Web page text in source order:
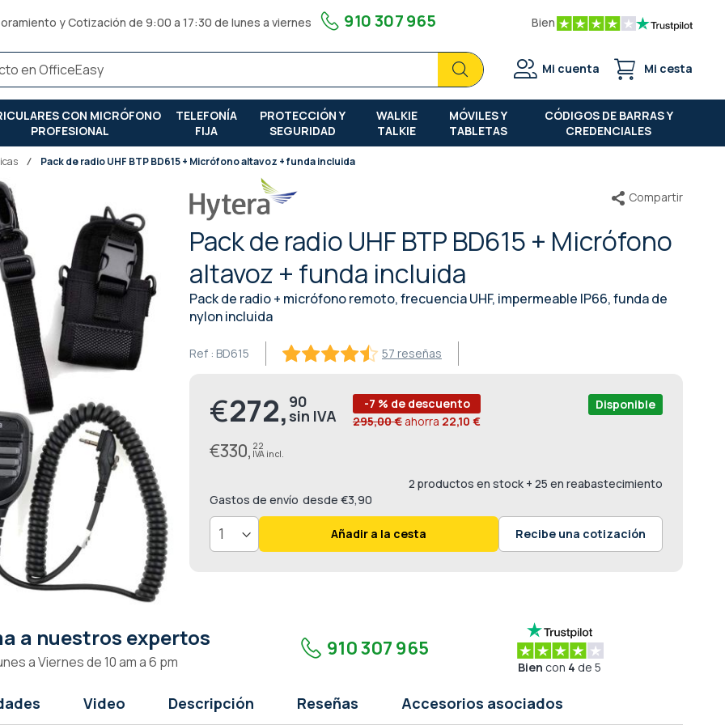
y Cotización de 9:00 a 17:30 de lunes a viernes 910 307 965 Bien
BuscarBuscar
Mi cuenta Mi cesta
CON MICRÓFONO
PROFESIONAL
TELEFONÍA
FIJA
PROTECCIÓN Y
SEGURIDAD
WALKIE
TALKIE
MÓVILES Y
TABLETAS
CÓDIGOS DE BARRAS Y
CREDENCIALES
Pack de radio UHF BTP BD615 + Micrófono altavoz + funda incluida
Pack de radio UHF BTP BD615 + Micrófono
altavoz + funda incluida
Pack de radio + micrófono remoto, frecuencia UHF, impermeable IP66, funda de
nylon incluida
57 reseñas
Ref : BD615
Compartir
Gastos de envío desde €3,90
€272, 90
€330, 22
-7 % de descuento
295,00 € ahorra 22,10 €
2 productos en stock + 25 en reabastecimiento
Disponible
Añadir a la cesta Recibe una cotización
a nuestros expertos
a Viernes de 10 am a 6 pm
910 307 965
Bien con 4 de 5
Video Descripción Reseñas Accesorios asociados